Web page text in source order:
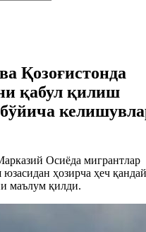
Қозоғистонда
қабул қилиш
Осиёда мигрантлар
ҳозирча ҳеч
маълум қилди.